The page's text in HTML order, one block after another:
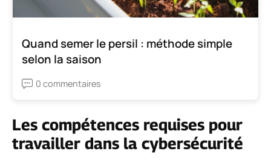
Quand semer le persil : méthode simple
selon la saison
0 commentaires
Les compétences requises pour
travailler dans la cybersécurité